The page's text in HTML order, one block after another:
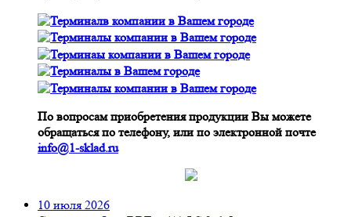
По вопросам приобретения продукции Вы можете
обращаться по телефону, или по электронной почте
info@1-sklad.ru
10 июля 2026